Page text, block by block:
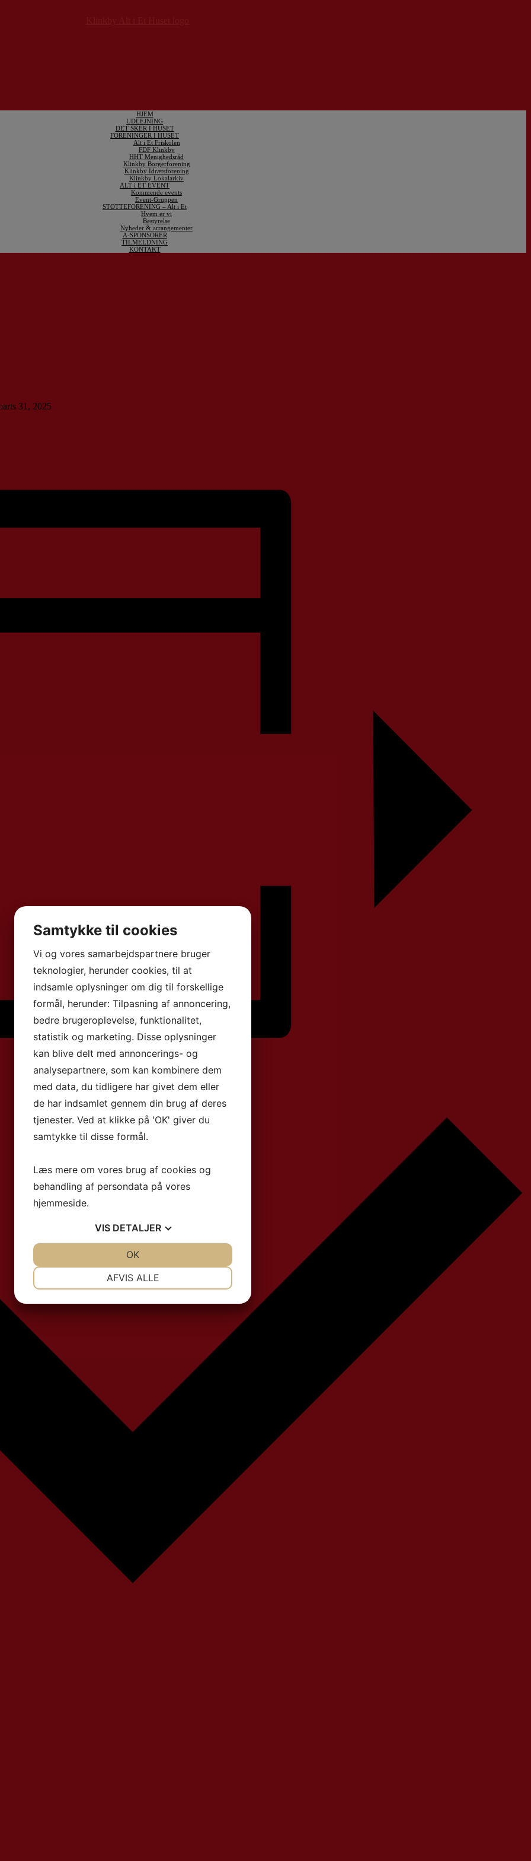
HJEM
UDLEJNING
DET SKER I HUSET
FORENINGER I HUSET
Alt i Et Friskolen
FDF Klinkby
HHT Menighedsråd
Klinkby Borgerforening
Klinkby Idrætsforening
Klinkby Lokalarkiv
ALT i ET EVENT
Kommende events
Event-Gruppen
STØTTEFORENING – Alt i Et
Hvem er vi
Bestyrelse
Nyheder & arrangementer
A-SPONSORER
TILMELDNING
KONTAKT
31, 2025
Samtykke til cookies
Vi og vores samarbejdspartnere bruger
teknologier, herunder cookies, til at
indsamle oplysninger om dig til forskellige
formål, herunder: Tilpasning af annoncering,
bedre brugeroplevelse, funktionalitet,
statistik og marketing. Disse oplysninger
kan blive delt med annoncerings- og
analysepartnere, som kan kombinere dem
med data, du tidligere har givet dem eller
de har indsamlet gennem din brug af deres
tjenester. Ved at klikke på 'OK' giver du
samtykke til disse formål.
Læs mere om vores brug af cookies og
behandling af persondata på vores
hjemmeside.
VIS DETALJER
AFVIS ALLE
OK